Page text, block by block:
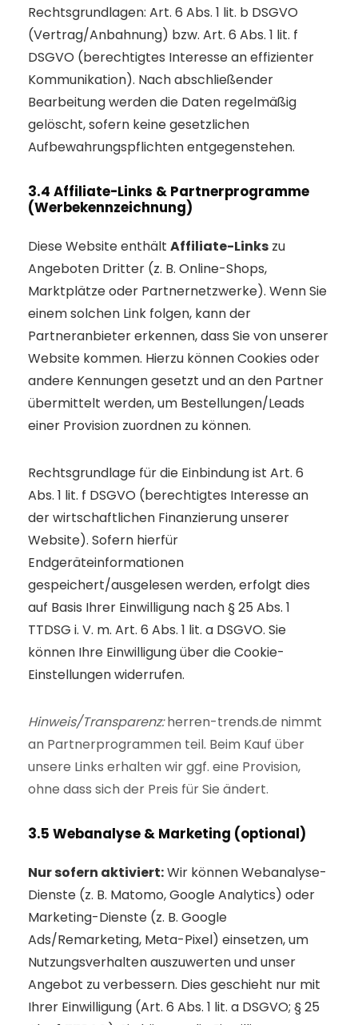
Rechtsgrundlagen: Art. 6 Abs. 1 lit. b DSGVO
(Vertrag/Anbahnung) bzw. Art. 6 Abs. 1 lit. f
DSGVO (berechtigtes Interesse an effizienter
Kommunikation). Nach abschließender
Bearbeitung werden die Daten regelmäßig
gelöscht, sofern keine gesetzlichen
Aufbewahrungspflichten entgegenstehen.
3.4 Affiliate-Links & Partnerprogramme
(Werbekennzeichnung)
Diese Website enthält Affiliate-Links zu
Angeboten Dritter (z. B. Online-Shops,
Marktplätze oder Partnernetzwerke). Wenn Sie
einem solchen Link folgen, kann der
Partneranbieter erkennen, dass Sie von unserer
Website kommen. Hierzu können Cookies oder
andere Kennungen gesetzt und an den Partner
übermittelt werden, um Bestellungen/Leads
einer Provision zuordnen zu können.
Rechtsgrundlage für die Einbindung ist Art. 6
Abs. 1 lit. f DSGVO (berechtigtes Interesse an
der wirtschaftlichen Finanzierung unserer
Website). Sofern hierfür
Endgeräteinformationen
gespeichert/ausgelesen werden, erfolgt dies
auf Basis Ihrer Einwilligung nach § 25 Abs. 1
TTDSG i. V. m. Art. 6 Abs. 1 lit. a DSGVO. Sie
können Ihre Einwilligung über die Cookie-
Einstellungen widerrufen.
Hinweis/Transparenz:herren-trends.de nimmt
an Partnerprogrammen teil. Beim Kauf über
unsere Links erhalten wir ggf. eine Provision,
ohne dass sich der Preis für Sie ändert.
3.5 Webanalyse & Marketing (optional)
Nur sofern aktiviert:Wir können Webanalyse-
Dienste (z. B. Matomo, Google Analytics) oder
Marketing-Dienste (z. B. Google
Ads/Remarketing, Meta-Pixel) einsetzen, um
Nutzungsverhalten auszuwerten und unser
Angebot zu verbessern. Dies geschieht nur mit
Ihrer Einwilligung (Art. 6 Abs. 1 lit. a DSGVO; § 25